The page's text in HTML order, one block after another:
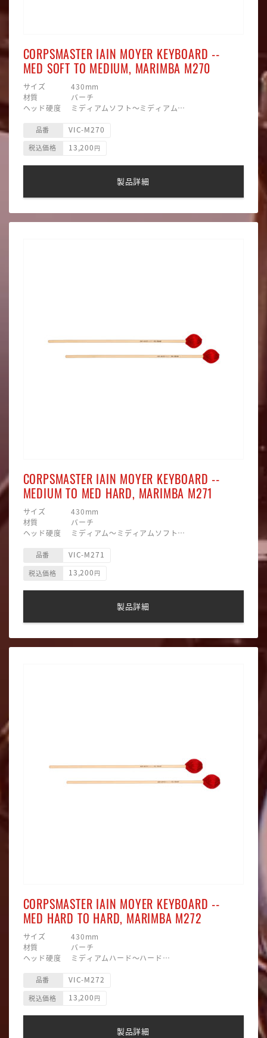
CORPSMASTER IAIN MOYER KEYBOARD --
MED SOFT TO MEDIUM, MARIMBA M270
サイズ 430mm
材質 バーチ
ヘッド硬度 ミディアムソフト〜ミディアム
ヘッド形状 ラウンド
品番 VIC-M270
税込価格 13,200 円
製品詳細
CORPSMASTER IAIN MOYER KEYBOARD --
MEDIUM TO MED HARD, MARIMBA M271
サイズ 430mm
材質 バーチ
ヘッド硬度 ミディアム〜ミディアムソフト
ヘッド形状 ラウンド
品番 VIC-M271
税込価格 13,200 円
製品詳細
CORPSMASTER IAIN MOYER KEYBOARD --
MED HARD TO HARD, MARIMBA M272
サイズ 430mm
材質 バーチ
ヘッド硬度 ミディアムハード〜ハード
ヘッド形状 ラウンド
品番 VIC-M272
税込価格 13,200 円
製品詳細